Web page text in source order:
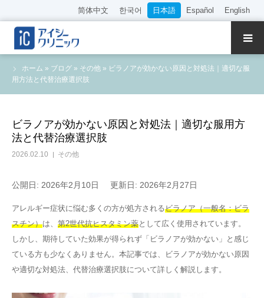
简体中文 한국어 日本語 Español English
ホーム » ブログ » その他 » ビラノアが効かない原因と対処法｜適切な服
用方法と代替治療選択肢
ビラノアが効かない原因と対処法｜適切な服用方
法と代替治療選択肢
2026.02.10 その他
公開日: 2026年2月10日 更新日: 2026年2月27日
アレルギー症状に悩む多くの方が処方されるビラノア（一般名：ビラ
スチン）は、 第2世代抗ヒスタミン薬として広く使用されています。
しかし、期待していた効果が得られず「ビラノアが効かない」と感じ
ている方も少なくありません。本記事では、ビラノアが効かない原因
や適切な対処法、代替治療選択肢について詳しく解説します。
クリニック紹介
診療内容
WEB予約
料金表
採用情報